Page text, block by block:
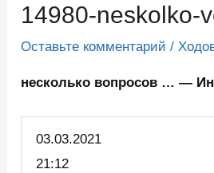
14980-neskolko-
Оставьте комментарий /
несколько вопросов … —
03.03.2021
21:12